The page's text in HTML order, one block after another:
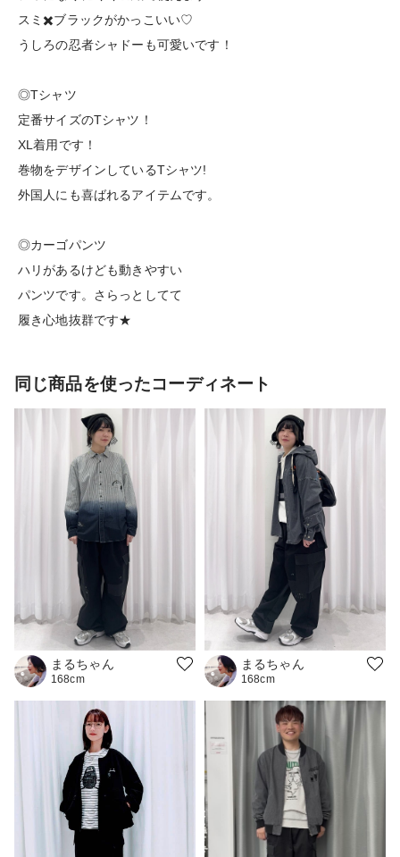
スミ✖️ブラックがかっこいい♡
うしろの忍者シャドーも可愛いです！
◎Tシャツ
定番サイズのTシャツ！
XL着用です！
巻物をデザインしているTシャツ!
外国人にも喜ばれるアイテムです。
◎カーゴパンツ
ハリがあるけども動きやすい
パンツです。さらっとしてて
履き心地抜群です★
同じ商品を使ったコーディネート
まるちゃん
168cm
まるちゃん
168cm